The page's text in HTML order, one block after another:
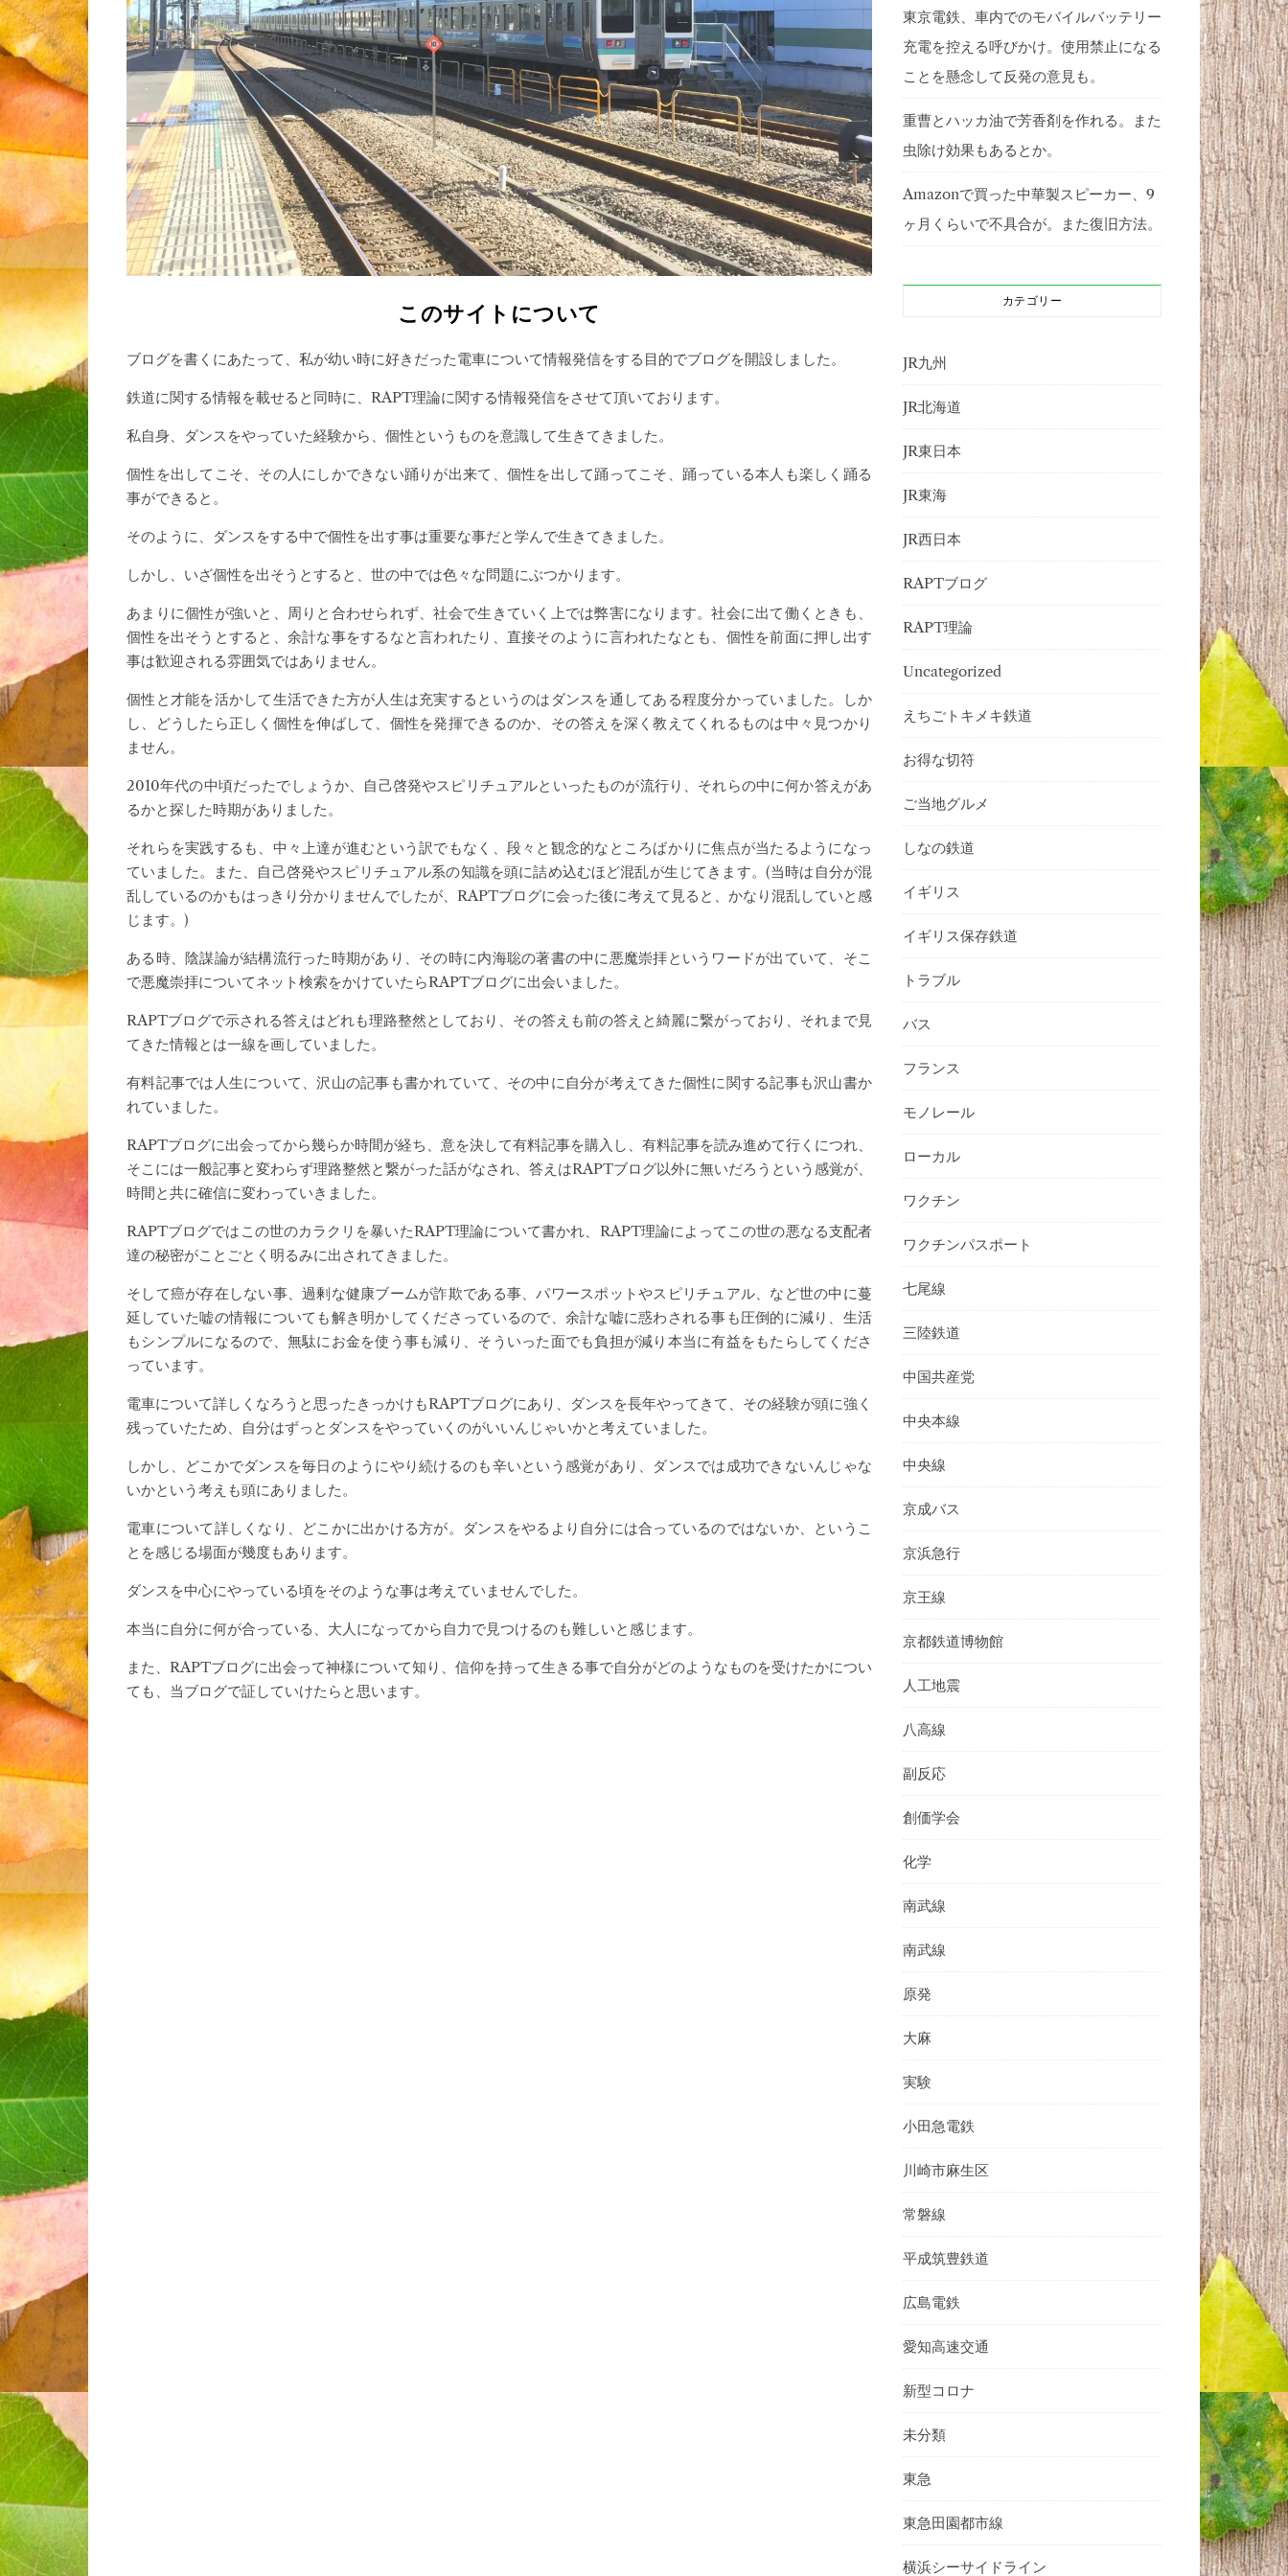
このサイトについて
ブログを書くにあたって、私が幼い時に好きだった電車について情報発信をする目的でブログを開設しました。
鉄道に関する情報を載せると同時に、RAPT理論に関する情報発信をさせて頂いております。
私自身、ダンスをやっていた経験から、個性というものを意識して生きてきました。
個性を出してこそ、その人にしかできない踊りが出来て、個性を出して踊ってこそ、踊っている本人も楽しく踊る
事ができると。
そのように、ダンスをする中で個性を出す事は重要な事だと学んで生きてきました。
しかし、いざ個性を出そうとすると、世の中では色々な問題にぶつかります。
あまりに個性が強いと、周りと合わせられず、社会で生きていく上では弊害になります。社会に出て働くときも、
個性を出そうとすると、余計な事をするなと言われたり、直接そのように言われたなとも、個性を前面に押し出す
事は歓迎される雰囲気ではありません。
個性と才能を活かして生活できた方が人生は充実するというのはダンスを通してある程度分かっていました。しか
し、どうしたら正しく個性を伸ばして、個性を発揮できるのか、その答えを深く教えてくれるものは中々見つかり
ません。
2010年代の中頃だったでしょうか、自己啓発やスピリチュアルといったものが流行り、それらの中に何か答えがあ
るかと探した時期がありました。
それらを実践するも、中々上達が進むという訳でもなく、段々と観念的なところばかりに焦点が当たるようになっ
ていました。また、自己啓発やスピリチュアル系の知識を頭に詰め込むほど混乱が生じてきます。(当時は自分が混
乱しているのかもはっきり分かりませんでしたが、RAPTブログに会った後に考えて見ると、かなり混乱していと感
じます。)
ある時、陰謀論が結構流行った時期があり、その時に内海聡の著書の中に悪魔崇拝というワードが出ていて、そこ
で悪魔崇拝についてネット検索をかけていたらRAPTブログに出会いました。
RAPTブログで示される答えはどれも理路整然としており、その答えも前の答えと綺麗に繋がっており、それまで見
てきた情報とは一線を画していました。
有料記事では人生について、沢山の記事も書かれていて、その中に自分が考えてきた個性に関する記事も沢山書か
れていました。
RAPTブログに出会ってから幾らか時間が経ち、意を決して有料記事を購入し、有料記事を読み進めて行くにつれ、
そこには一般記事と変わらず理路整然と繋がった話がなされ、答えはRAPTブログ以外に無いだろうという感覚が、
時間と共に確信に変わっていきました。
RAPTブログではこの世のカラクリを暴いたRAPT理論について書かれ、RAPT理論によってこの世の悪なる支配者
達の秘密がことごとく明るみに出されてきました。
そして癌が存在しない事、過剰な健康ブームが詐欺である事、パワースポットやスピリチュアル、など世の中に蔓
延していた嘘の情報についても解き明かしてくださっているので、余計な嘘に惑わされる事も圧倒的に減り、生活
もシンプルになるので、無駄にお金を使う事も減り、そういった面でも負担が減り本当に有益をもたらしてくださ
っています。
電車について詳しくなろうと思ったきっかけもRAPTブログにあり、ダンスを長年やってきて、その経験が頭に強く
残っていたため、自分はずっとダンスをやっていくのがいいんじゃいかと考えていました。
しかし、どこかでダンスを毎日のようにやり続けるのも辛いという感覚があり、ダンスでは成功できないんじゃな
いかという考えも頭にありました。
電車について詳しくなり、どこかに出かける方が。ダンスをやるより自分には合っているのではないか、というこ
とを感じる場面が幾度もあります。
ダンスを中心にやっている頃をそのような事は考えていませんでした。
本当に自分に何が合っている、大人になってから自力で見つけるのも難しいと感じます。
また、RAPTブログに出会って神様について知り、信仰を持って生きる事で自分がどのようなものを受けたかについ
ても、当ブログで証していけたらと思います。
東京電鉄、車内でのモバイルバッテリー
充電を控える呼びかけ。使用禁止になる
ことを懸念して反発の意見も。
重曹とハッカ油で芳香剤を作れる。また
虫除け効果もあるとか。
Amazonで買った中華製スピーカー、9
ヶ月くらいで不具合が。また復旧方法。
カテゴリー
JR九州
JR北海道
JR東日本
JR東海
JR西日本
RAPTブログ
RAPT理論
Uncategorized
えちごトキメキ鉄道
お得な切符
ご当地グルメ
しなの鉄道
イギリス
イギリス保存鉄道
トラブル
バス
フランス
モノレール
ローカル
ワクチン
ワクチンパスポート
七尾線
三陸鉄道
中国共産党
中央本線
中央線
京成バス
京浜急行
京王線
京都鉄道博物館
人工地震
八高線
副反応
創価学会
化学
南武線
南武線
原発
大麻
実験
小田急電鉄
川崎市麻生区
常磐線
平成筑豊鉄道
広島電鉄
愛知高速交通
新型コロナ
未分類
東急
東急田園都市線
横浜シーサイドライン